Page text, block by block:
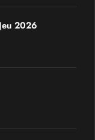
2026